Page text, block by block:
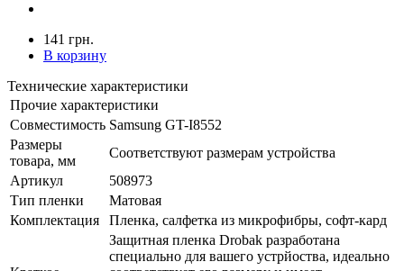
141 грн.
В корзину
Технические характеристики
Прочие характеристики
Совместимость Samsung GT-I8552
Размеры
товара, мм
Соответствуют размерам устройства
Артикул
508973
Тип пленки
Матовая
Комплектация
Пленка, салфетка из микрофибры, софт-кард
Защитная пленка Drobak разработана
специально для вашего устрйоства, идеально